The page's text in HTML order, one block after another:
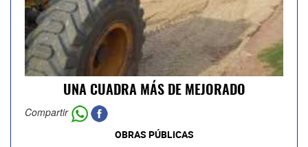
UNA CUADRA MÁS DE MEJORADO
Compartir
OBRAS PÚBLICAS